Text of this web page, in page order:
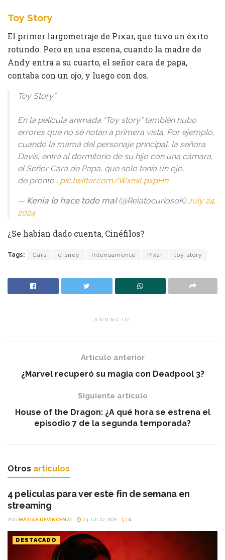
Toy Story
El primer largometraje de Pixar, que tuvo un éxito
rotundo. Pero en una escena, cuando la madre de
Andy entra a su cuarto, el señor cara de papa,
contaba con un ojo, y luego con dos.
Toy Story”
En la película animada “Toy story” también hubo
errores que no se notan a primera vista. Por ejemplo,
cuando la mamá del personaje principal, la señora
Davis, entra al dormitorio de su hijo con una cámara,
el Señor Cara de Papa, que solo tenía un ojo,
de pronto… pic.twitter.com/WxnxLpxpHn
— 𝖪𝖾𝗇𝗂𝖺 𝗅𝗈 𝗁𝖺𝖼𝖾 𝗍𝗈𝖽𝗈 𝗆𝖺𝗅 (@RelatocuriosoK)July 24,
2024
¿Se habían dado cuenta, Cinéfilos?
Tags: Cars disney Intensamente Pixar toy story
ANUNCIO
Artículo anterior
¿Marvel recuperó su magia con Deadpool 3?
Siguiente artículo
House of the Dragon: ¿A qué hora se estrena el
episodio 7 de la segunda temporada?
Otros artículos
4 películas para ver este fin de semana en
streaming
POR MATIAS DEVINCENZI 24 JULIO, 2026 0
DESTACADO